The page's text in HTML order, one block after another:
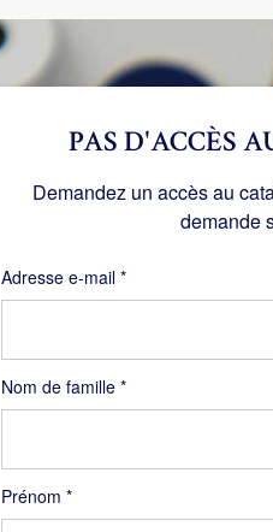
Nom de famille *
Prénom *
PAS D'ACCÈS
Demandez un accès au
demande
Adresse e-mail *Obligatoire